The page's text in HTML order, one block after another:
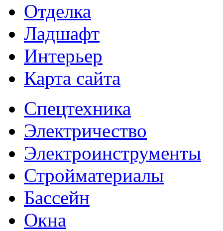
Отделка
Ладшафт
Интерьер
Карта сайта
Спецтехника
Электричество
Электроинструменты
Стройматериалы
Бассейн
Окна